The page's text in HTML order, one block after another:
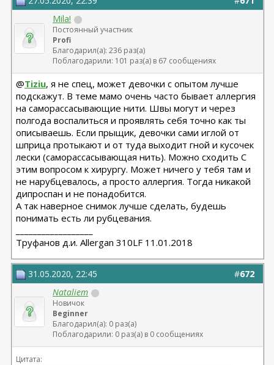
Mila!
Постоянный участник
Profi
Благодарил(а): 236 раз(а)
Поблагодарили: 101 раз(а) в 67 сообщениях
@Tiziu, я не спец, может девочки с опытом лучше
подскажут. В теме мамо очень часто бывает аллергия
на саморассасывающие нити. Швы могут и через
полгода воспалиться и проявлять себя точно как ты
описываешь. Если прыщик, девочки сами иглой от
шприца протыкают и от туда выходит гной и кусочек
лески (саморассасывающая нить). Можно сходить С
этим вопросом к хирургу. Может ничего у тебя там и
не нарубцевалось, а просто аллергия. Тогда никакой
дипроспан и не понадобится.
А так наверное снимок лучше сделать, будешь
понимать есть ли рубцевания.
Труфанов д.и. Allergan 310LF 11.01.2018
#672
31.05.2020, 22:45
Nataliem
Новичок
Beginner
Благодарил(а): 0 раз(а)
Поблагодарили: 0 раз(а) в 0 сообщениях
Цитата: